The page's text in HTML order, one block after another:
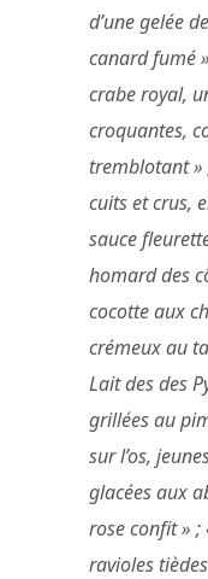
d’une gelée
canard fumé
crabe royal,
croquantes,
tremblotant »
cuits et crus,
sauce
homard des
cocotte aux
crémeux au
Lait des des
grillées au
sur l’os,
glacées aux
rose confit » ;
ravioles